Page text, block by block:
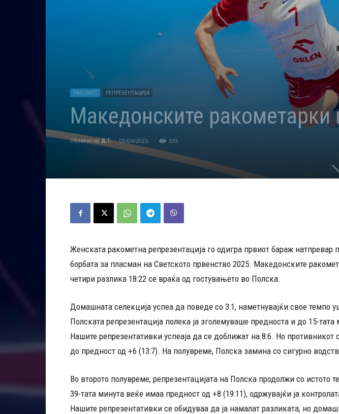
РАКОМЕТ РЕПРЕЗЕНТАЦИЈА
Македонските
Објавено од Д.Т. - 09/04/2025 333
Женската ракометна репрезентација го одигра првиот бараж натпревар
борбата за пласман на Светското првенство 2025. Македонските
четири разлика 18:22 се враќа од гостувањето во Полска.
Домашната селекција успеа да поведе со 3:1, наметнувајќи свое темпо
Полската репрезентација полека ја зголемуваше предноста и до 15-тата
Нашите репрезентативки успеаја да се доближат на 8:6. Но противникот
до предност од +6 (13:7). На полувреме, Полска замина со сигурно
Во второто полувреме, репрезентацијата на Полска продолжи со истото
39-тата минута веќе имаа предност од +8 (19:11), одржувајќи ја
Нашите репрезентативки се обидуваа да ја намалат разликата, но